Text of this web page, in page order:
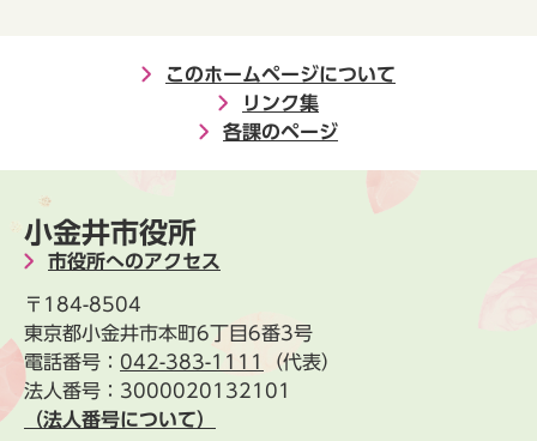
このホームページについて
リンク集
各課のページ
小金井市役所
市役所へのアクセス
〒184-8504
東京都小金井市本町6丁目6番3号
電話番号： 042-383-1111
（代表）
法人番号：3000020132101
（法人番号について）